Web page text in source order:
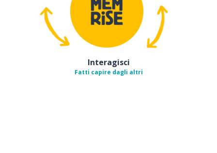
Interagisci
Fatti capire dagli altri